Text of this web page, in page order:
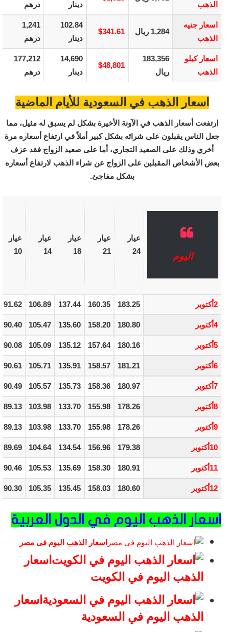
الذهب دينار درهم
اسعار جنيه
الذهب
1,284 ريال $341.61
102.84
دينار
1,241
درهم
اسعار كيلو
الذهب
183,356
ريال
$48,801
14,690
دينار
177,212
درهم
اسعار الذهب في السعودية للأيام الماضية
ارتفعت أسعار الذهب في الآونة الأخيرة بشكل لم يسبق له مثيل، مما
جعل الناس يقبلون على شرائه بشكل كبير أملاً في ارتفاع أسعاره مرة
أخري وذلك على الصعيد التجاري، أما على صعيد الزواج فقد عزف
بعض الأشخاص المقبلين على الزواج عن شراء الذهب لارتفاع أسعاره
بشكل مفاجئ.
اليوم
عيار
24
عيار
21
عيار
18
عيار
14
عيار
10
2أكتوبر 183.25
160.35
137.44
106.89
91.62
4أكتوبر 180.80
158.20
135.60
105.47
90.40
5أكتوبر 180.16
157.64
135.12
105.09
90.08
6أكتوبر 181.21
158.57
135.91
105.71
90.61
7أكتوبر 180.97
158.36
135.73
105.57
90.49
8أكتوبر 178.26
155.98
133.70
103.98
89.13
9أكتوبر 178.26
155.98
133.70
103.98
89.13
10أكتوبر 179.38
156.96
134.54
104.64
89.69
11أكتوبر 180.91
158.30
135.69
105.53
90.46
12أكتوبر 180.60
158.03
135.45
105.35
90.30
اسعار الذهب اليوم في الدول العربية
اسعار الذهب اليوم فى مصر
اسعار
الذهب اليوم في الكويت
اسعار
الذهب اليوم في السعودية